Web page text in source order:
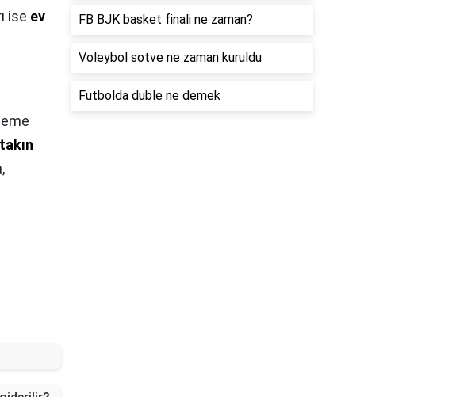
ise ev
FB BJK basket finali ne zaman?
Voleybol sotve ne zaman kuruldu
Futbolda duble ne demek